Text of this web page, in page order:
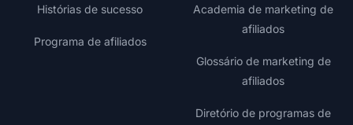
Histórias de sucesso
Programa de afiliados
Academia de marketing de
afiliados
Glossário de marketing de
afiliados
Diretório de programas de